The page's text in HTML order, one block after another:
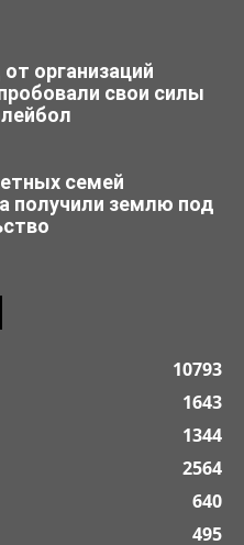
организаций
свои силы
семей
получили землю под
10793
1643
1344
2564
640
495